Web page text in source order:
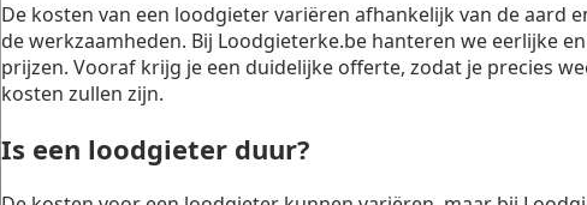
De kosten van een loodgieter variëren afhankelijk van de aard
de werkzaamheden. Bij Loodgieterke.be hanteren we eerlijke
prijzen. Vooraf krijg je een duidelijke offerte, zodat je precies
kosten zullen zijn.
Is een loodgieter duur?